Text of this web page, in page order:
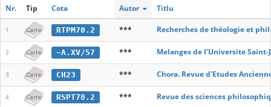
Nr. Tip Cota Autor Titlu
1 Carte RTPM70.2 *** Recherches de théologie et
2 Carte ~A.XV/57 *** Melanges de l'Universite Saint-
3 Carte CH23 *** Chora. Revue d'Etudes
4 Carte RSPT78.2 *** Revue des sciences